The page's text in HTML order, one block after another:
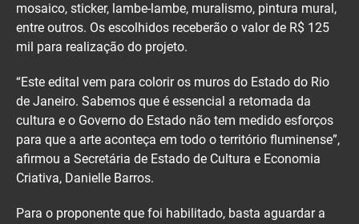
mosaico, sticker, lambe-lambe, muralismo, pintura mural,
entre outros. Os escolhidos receberão o valor de R$ 125
mil para realização do projeto.
“Este edital vem para colorir os muros do Estado do Rio
de Janeiro. Sabemos que é essencial a retomada da
cultura e o Governo do Estado não tem medido esforços
para que a arte aconteça em todo o território fluminense”,
afirmou a Secretária de Estado de Cultura e Economia
Criativa, Danielle Barros.
Para o proponente que foi habilitado, basta aguardar a